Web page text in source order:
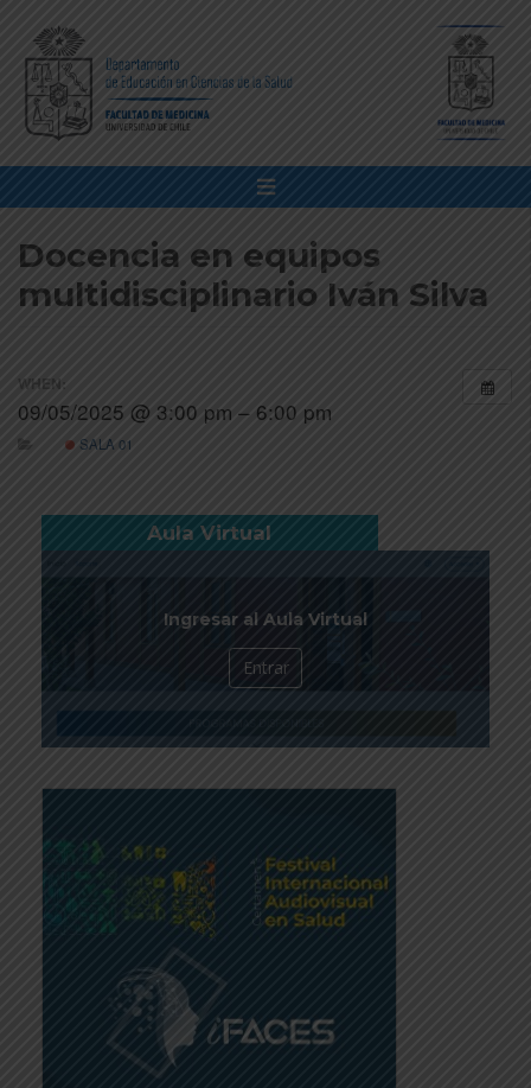
Docencia en equipos
multidisciplinario Iván Silva
WHEN:
09/05/2025 @ 3:00 pm – 6:00 pm
SALA 01
Aula Virtual
Ingresar al Aula Virtual
Entrar